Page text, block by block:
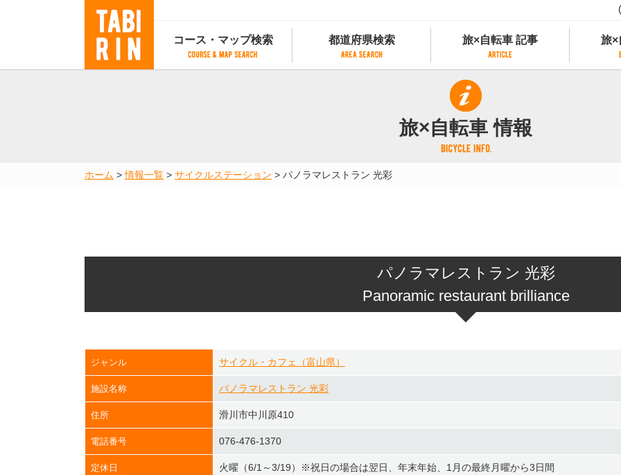
コース・マップ検索
地図から検索
都道府県検索
都道府県別サイクリング情報
都道府県アクセスランキング
旅×自転車 記事
旅×自転車 記事
記事一覧
カテゴリから探す
旅×
サイクリストにやさしい宿
サイクルトレイン
タンデム自転車があるレンタサイクル
旅×自転車 情報
ホーム >情報一覧 > サイクルステーション > パノラマレストラン 光彩
パノラマレストラン 光彩
Panoramic restaurant brilliance
ジャンル サイクル・カフェ（富山県）
施設名称 パノラマレストラン 光彩
住所 滑川市中川原410
電話番号 076-476-1370
定休日 火曜（6/1～3/19）※祝日の場合は翌日、年末年始、1月の最終月曜から3日間